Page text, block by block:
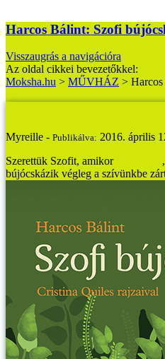
Harcos Bálint: Szofi
Visszaugrás a navigációra
Az oldal cikkei bevezetőkkel:
Moksha.hu > MŰVHÁZ >
Myreille - Publikálva: 2016. április
Szerettük Szofit, amikor
bújócskázik végleg a szívünkbe